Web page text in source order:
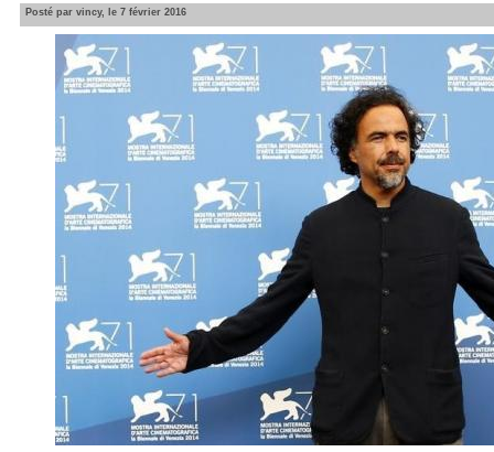
Posté par vincy, le 7 février 2016